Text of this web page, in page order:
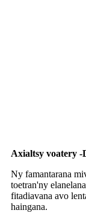
Axialtsy voatery -
Ny famantarana
toetran'ny
fitadiavana avo
haingana.